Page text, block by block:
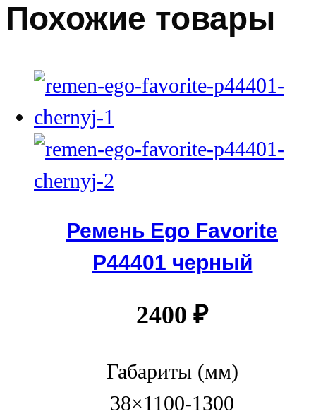
Похожие товары
Ремень Ego Favorite
P44401 черный
2400 ₽
Габариты (мм)
38×1100-1300